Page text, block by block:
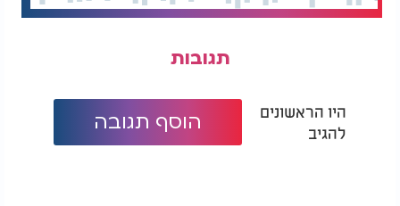
תגובות
היו הראשונים
להגיב
הוסף תגובה